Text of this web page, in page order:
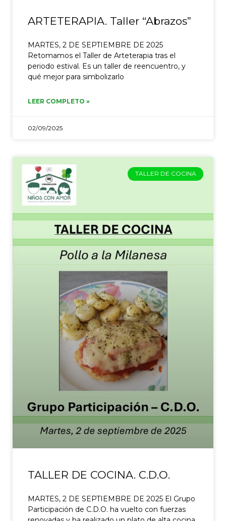
ARTETERAPIA. Taller “Abrazos”
MARTES, 2 DE SEPTIEMBRE DE 2025
Retomamos el Taller de Arteterapia tras el
periodo estival. Es un taller de reencuentro, y
qué mejor para simbolizarlo
LEER COMPLETO »
02/09/2025
TALLER DE COCINA
TALLER DE COCINA. C.D.O.
MARTES, 2 DE SEPTIEMBRE DE 2025 El Grupo
Participación de C.D.O. ha vuelto con fuerzas